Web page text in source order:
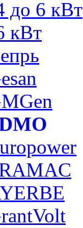
до 6 кВт
кВт